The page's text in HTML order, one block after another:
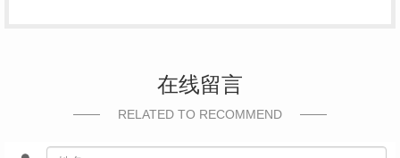
在线留言
RELATED TO RECOMMEND